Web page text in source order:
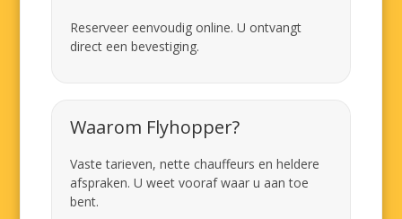
Reserveer eenvoudig online. U ontvangt
direct een bevestiging.
Waarom Flyhopper?
Vaste tarieven, nette chauffeurs en heldere
afspraken. U weet vooraf waar u aan toe
bent.